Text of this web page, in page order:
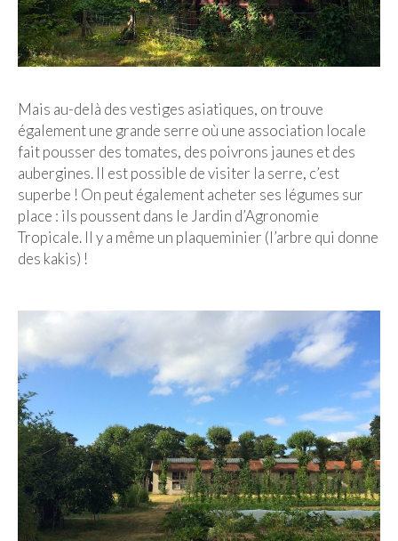
Mais au-delà des vestiges asiatiques, on trouve
également une grande serre où une association locale
fait pousser des tomates, des poivrons jaunes et des
aubergines. Il est possible de visiter la serre, c’est
superbe ! On peut également acheter ses légumes sur
place : ils poussent dans le Jardin d’Agronomie
Tropicale. Il y a même un plaqueminier (l’arbre qui donne
des kakis) !